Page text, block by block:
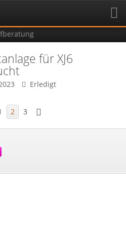
für XJ6
Erledigt
2 3